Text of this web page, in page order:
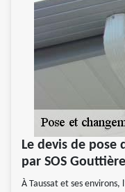
Le devis de pose
par SOS
À Taussat et ses environs,